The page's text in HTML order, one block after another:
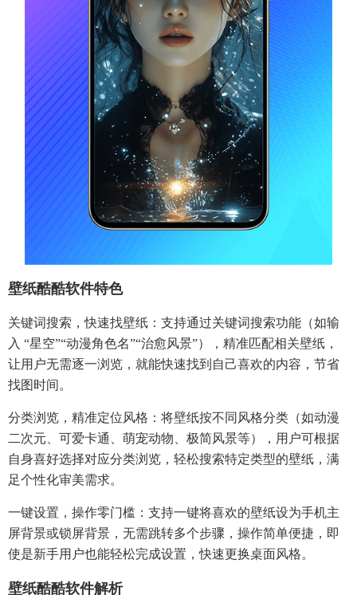
壁纸酷酷软件特色​
关键词搜索，快速找壁纸：支持通过关键词搜索功能（如输
入 “星空”“动漫角色名”“治愈风景”），精准匹配相关壁纸，
让用户无需逐一浏览，就能快速找到自己喜欢的内容，节省
找图时间。​
分类浏览，精准定位风格：将壁纸按不同风格分类（如动漫
二次元、可爱卡通、萌宠动物、极简风景等），用户可根据
自身喜好选择对应分类浏览，轻松搜索特定类型的壁纸，满
足个性化审美需求。​
一键设置，操作零门槛：支持一键将喜欢的壁纸设为手机主
屏背景或锁屏背景，无需跳转多个步骤，操作简单便捷，即
使是新手用户也能轻松完成设置，快速更换桌面风格。​
壁纸酷酷软件解析​